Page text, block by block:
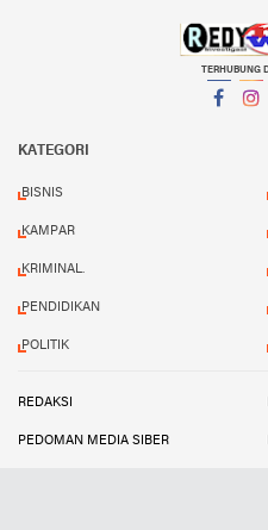
TERHUBUNG
KATEGORI
BISNIS
KAMPAR
KRIMINAL.
PENDIDIKAN
POLITIK
REDAKSI
PEDOMAN MEDIA SIBER